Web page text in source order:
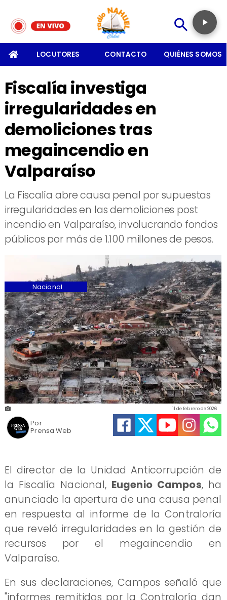
LOCUTORES CONTACTO QUIÉNES SOMOS
Fiscalía investiga
irregularidades en
demoliciones tras
megaincendio en
Valparaíso
La Fiscalía abre causa penal por supuestas
irregularidades en las demoliciones post
incendio en Valparaíso, involucrando fondos
públicos por más de 1.100 millones de pesos.
Prensa Web
11 de febrero de 2026
Nacional
Por
El director de la Unidad Anticorrupción de
la Fiscalía Nacional, Eugenio Campos, ha
anunciado la apertura de una causa penal
en respuesta al informe de la Contraloría
que reveló irregularidades en la gestión de
recursos por el megaincendio en
Valparaíso.
En sus declaraciones, Campos señaló que
"informes remitidos por la Contraloría dan